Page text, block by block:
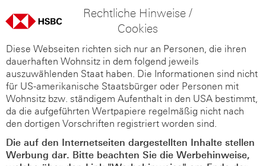
Rechtliche Hinweise /
Cookies
Diese Webseiten richten sich nur an Personen, die ihren
dauerhaften Wohnsitz in dem folgend jeweils
auszuwählenden Staat haben. Die Informationen sind nicht
für US-amerikanische Staatsbürger oder Personen mit
Wohnsitz bzw. ständigem Aufenthalt in den USA bestimmt,
da die aufgeführten Wertpapiere regelmäßig nicht nach
den dortigen Vorschriften registriert worden sind.
Die auf den Internetseiten dargestellten Inhalte stellen
Werbung dar. Bitte beachten Sie die Werbehinweise,